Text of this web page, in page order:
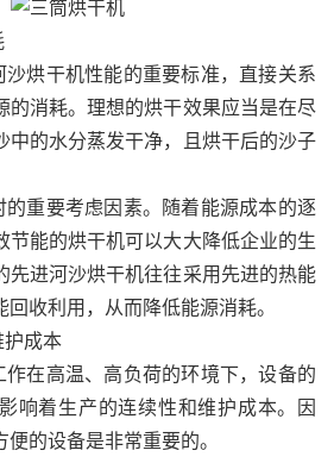
沙烘干机性能的重要标准，直接关系
的消耗。理想的烘干效果应当是在尽
中的水分蒸发干净，且烘干后的沙子
的重要考虑因素。随着能源成本的逐
节能的烘干机可以大大降低企业的生
先进河沙烘干机往往采用先进的热能
收利用，从而降低能源消耗。
护成本
作在高温、高负荷的环境下，设备的
响着生产的连续性和维护成本。因
的设备是非常重要的。